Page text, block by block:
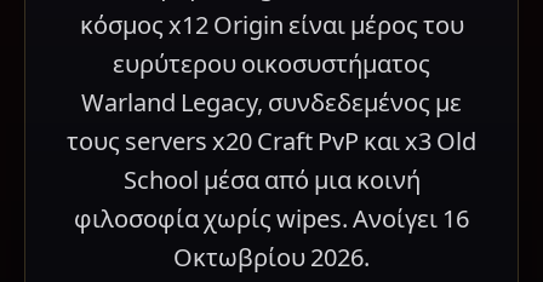
κόσμος x12 Origin είναι μέρος του
ευρύτερου οικοσυστήματος
Warland Legacy, συνδεδεμένος με
τους servers x20 Craft PvP και x3 Old
School μέσα από μια κοινή
φιλοσοφία χωρίς wipes. Ανοίγει 16
Οκτωβρίου 2026.